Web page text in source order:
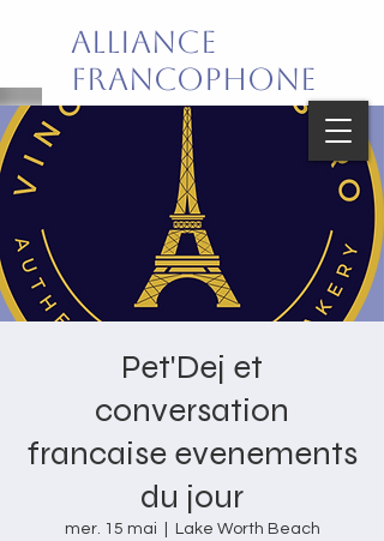
Alliance
Francophone
de Palm Beach
Joie de vivre en français!
Pet'Dej et
conversation
francaise evenements
du jour
mer. 15 mai Lake Worth Beach